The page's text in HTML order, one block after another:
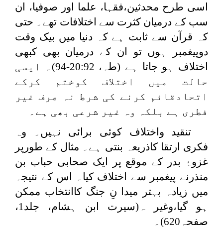
اسی طرح محدثین،فقہا، علما اور صوفیا، ان
سب کے درمیان کثرت سے اختلافات تھے۔ حتی
کہ قرآن سے ثابت ہے کہ دنیا میں بیک وقت
دوپیغمبر ہوں تو ان کے درمیان بھی کبھی
اختلاف ہو جاتا ہے (طہ، 20:92-94)۔ ایسی
حالت میں اختلاف کوختم کرکے
اتحادقائم کرنے کی شرط نہ صرف غیر
فطری ہے بلکہ وہ غیر شرعی بھی ہے۔
تنقید واختلاف کوئی برائی نہیں۔ وہ
فکری ارتقا کاذریعہ بنتی ہے۔ مثال کے طورپر
غزوۂ بدر کے موقع پر ایک صحابی حباب بن
منذرنے پیغمبر سے اختلاف کیا۔ اس کے نتیجہ
میں زیادہ بہتر میدا نِ جنگ کاانتخاب ممکن
ہو گیا،وغیر ہ(سیرت ابن ہشام، جلد1،
صفحہ620)۔